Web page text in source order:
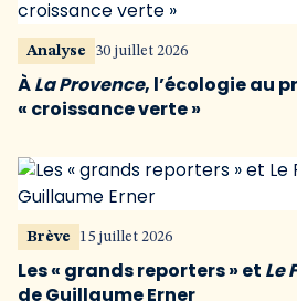
Analyse 30 juillet 2026
ÀLa Provence, l’écologie au
« croissance verte »
Brève 15 juillet 2026
Les « grands reporters » et Le
de Guillaume Erner